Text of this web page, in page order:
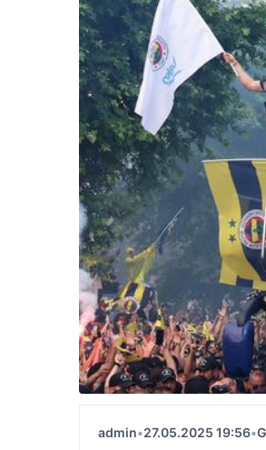
admin•27.05.2025 19:56•